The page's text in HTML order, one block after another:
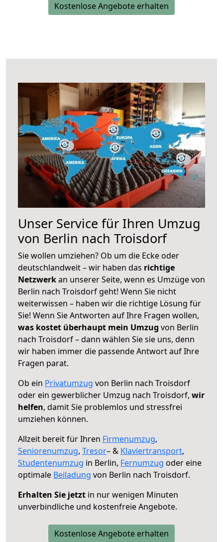
Kostenlose Angebote erhalten
Unser Service für Ihren Umzug
von Berlin nach Troisdorf
Sie wollen umziehen? Ob um die Ecke oder
deutschlandweit – wir haben das richtige
Netzwerkan unserer Seite, wenn es Umzüge von
Berlin nach Troisdorf geht! Wenn Sie nicht
weiterwissen – haben wir die richtige Lösung für
Sie! Wenn Sie Antworten auf Ihre Fragen wollen,
was kostet überhaupt mein Umzug von Berlin
nach Troisdorf – dann wählen Sie sie uns, denn
wir haben immer die passende Antwort auf Ihre
Fragen parat.
Ob ein Privatumzug von Berlin nach Troisdorf
oder ein gewerblicher Umzug nach Troisdorf, wir
helfen, damit Sie problemlos und stressfrei
umziehen können.
Allzeit bereit für Ihren Firmenumzug,
Seniorenumzug, Tresor– & Klaviertransport,
Studentenumzug in Berlin, Fernumzug oder eine
optimale Beiladung von Berlin nach Troisdorf.
Erhalten Sie jetzt in nur wenigen Minuten
unverbindliche und kostenfreie Angebote.
Kostenlose Angebote erhalten